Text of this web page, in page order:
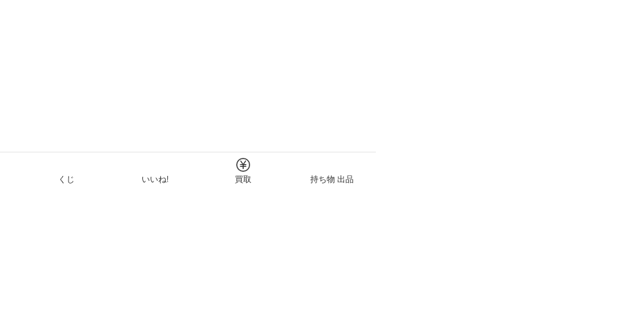
くじ いいね! 買取 持ち物 出品